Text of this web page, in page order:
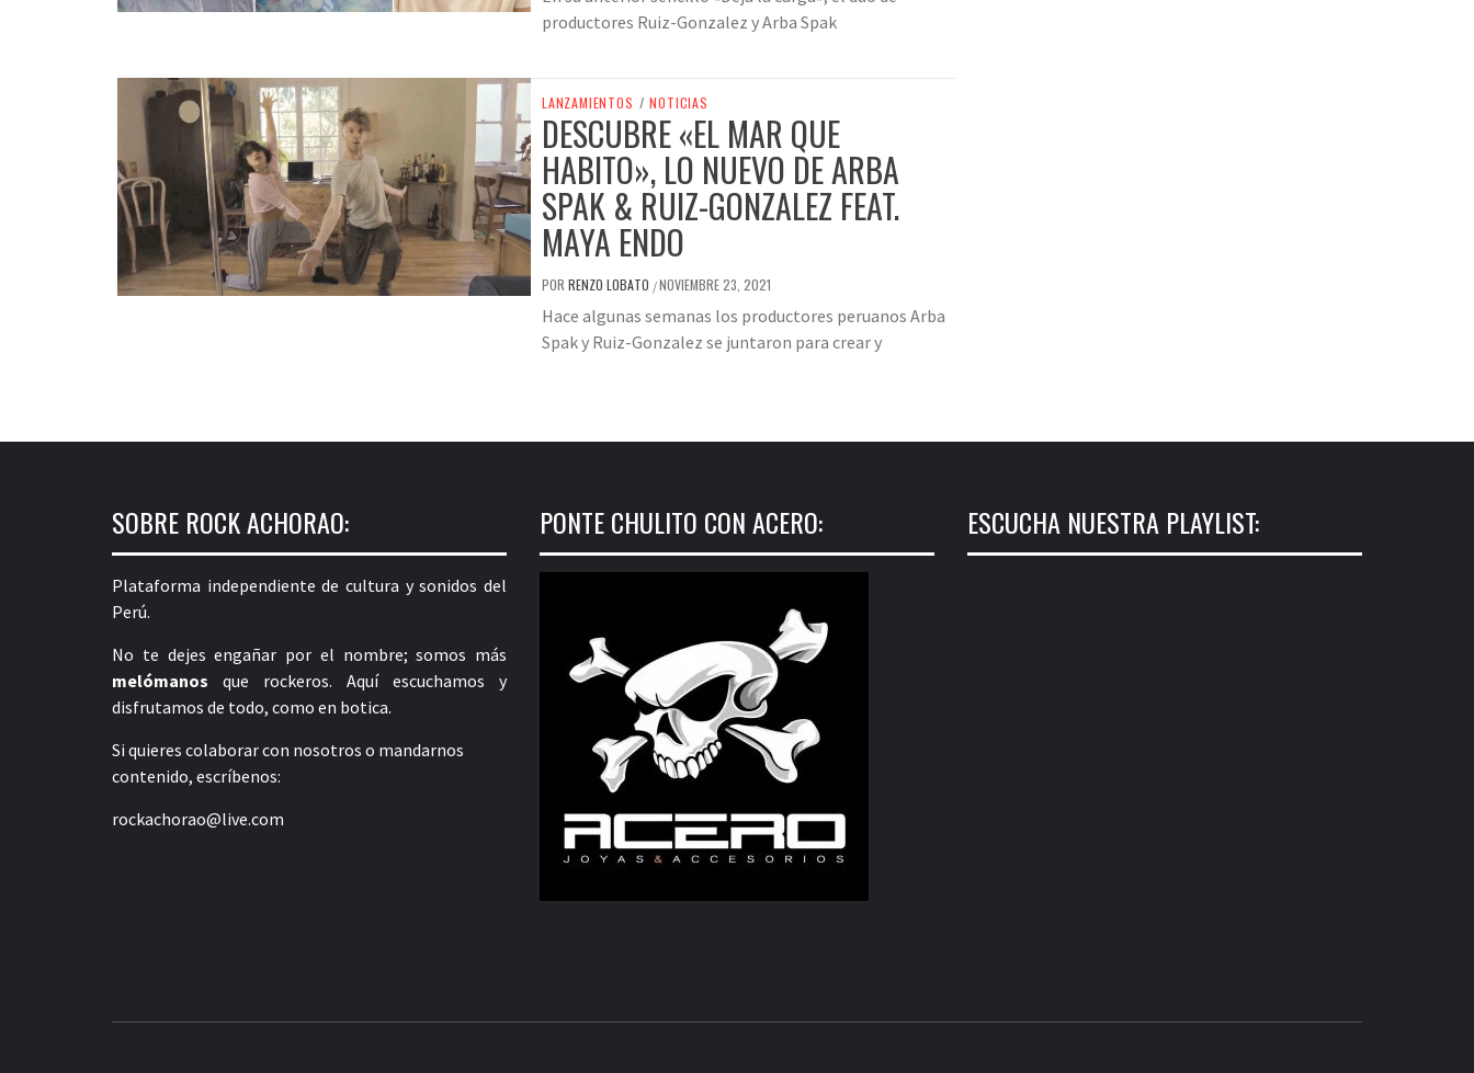
productores Ruiz-Gonzalez y Arba Spak
LANZAMIENTOS / NOTICIAS
DESCUBRE «EL MAR QUE
HABITO», LO NUEVO DE ARBA
SPAK & RUIZ-GONZALEZ FEAT.
MAYA ENDO
POR RENZO LOBATO /NOVIEMBRE 23, 2021
Hace algunas semanas los productores peruanos Arba
Spak y Ruiz-Gonzalez se juntaron para crear y
SOBRE ROCK ACHORAO:
Plataforma independiente de cultura y sonidos del
Perú.
No te dejes engañar por el nombre; somos más
melómanos que rockeros. Aquí escuchamos y
disfrutamos de todo, como en botica.
Si quieres colaborar con nosotros o mandarnos
contenido, escríbenos:
rockachorao@live.com
PONTE CHULITO CON ACERO: ESCUCHA NUESTRA PLAYLIST: